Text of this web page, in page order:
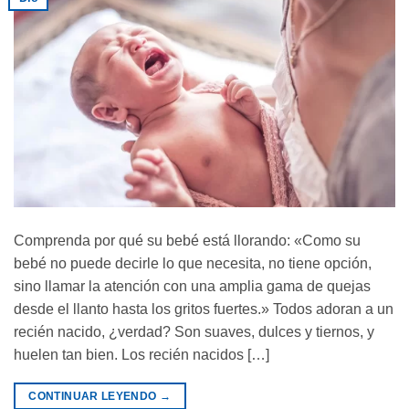
Comprenda por qué su bebé está llorando: «Como su
bebé no puede decirle lo que necesita, no tiene opción,
sino llamar la atención con una amplia gama de quejas
desde el llanto hasta los gritos fuertes.» Todos adoran a un
recién nacido, ¿verdad? Son suaves, dulces y tiernos, y
huelen tan bien. Los recién nacidos […]
CONTINUAR LEYENDO →